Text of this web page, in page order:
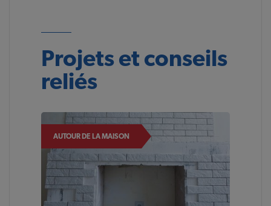
Projets et conseils
reliés
AUTOUR DE LA MAISON